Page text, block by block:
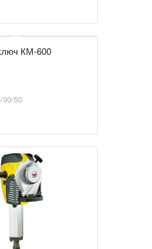
КМ-600
90/50